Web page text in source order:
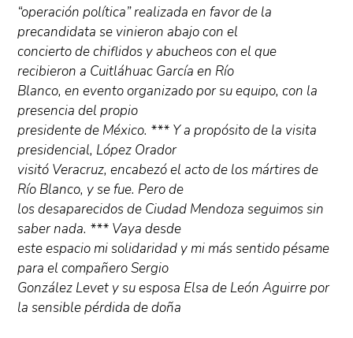
“operación política” realizada en favor de la
precandidata se vinieron abajo con el
concierto de chiflidos y abucheos con el que
recibieron a Cuitláhuac García en Río
Blanco, en evento organizado por su equipo, con la
presencia del propio
presidente de México. *** Y a propósito de la visita
presidencial, López Orador
visitó Veracruz, encabezó el acto de los mártires de
Río Blanco, y se fue. Pero de
los desaparecidos de Ciudad Mendoza seguimos sin
saber nada. *** Vaya desde
este espacio mi solidaridad y mi más sentido pésame
para el compañero Sergio
González Levet y su esposa Elsa de León Aguirre por
la sensible pérdida de doña